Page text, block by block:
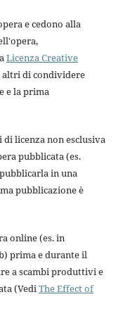
e cedono alla
Licenza Creative
altri di condividere
e la prima
licenza non esclusiva
pubblicata (es.
in una
pubblicazione è
online (es. in
prima e durante il
a scambi produttivi e
(VediThe Effect of